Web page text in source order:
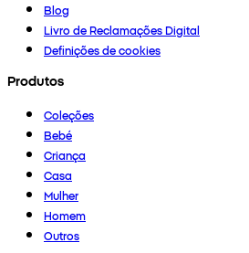
Blog
Livro de Reclamações Digital
Definições de cookies
Produtos
Coleções
Bebé
Criança
Casa
Mulher
Homem
Outros